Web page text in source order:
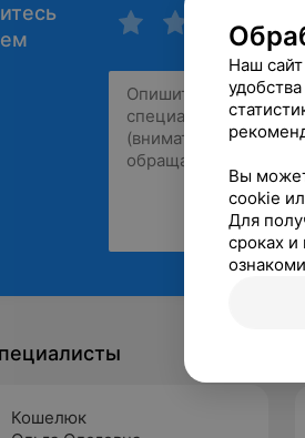
Кошелюк
Наш
Вы
cookie
Для
сроках